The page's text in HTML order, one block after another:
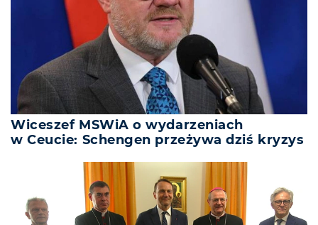
Wiceszef MSWiA o wydarzeniach
w Ceucie: Schengen przeżywa dziś kryzys